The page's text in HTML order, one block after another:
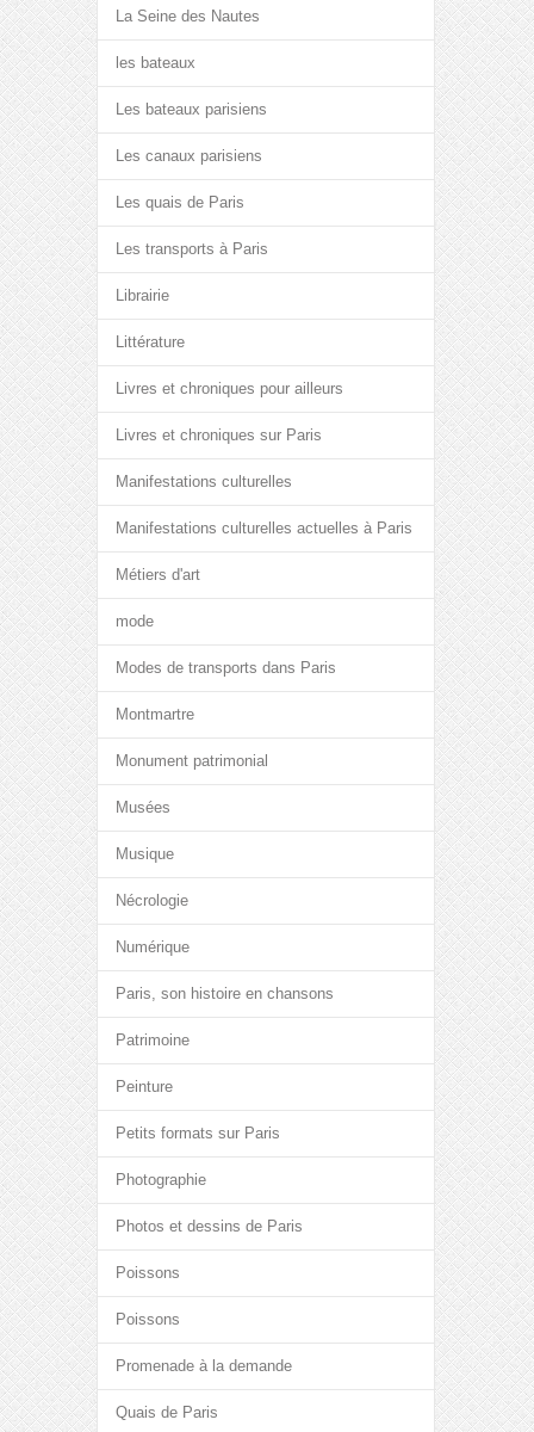
La Seine des Nautes
les bateaux
Les bateaux parisiens
Les canaux parisiens
Les quais de Paris
Les transports à Paris
Librairie
Littérature
Livres et chroniques pour ailleurs
Livres et chroniques sur Paris
Manifestations culturelles
Manifestations culturelles actuelles à Paris
Métiers d'art
mode
Modes de transports dans Paris
Montmartre
Monument patrimonial
Musées
Musique
Nécrologie
Numérique
Paris, son histoire en chansons
Patrimoine
Peinture
Petits formats sur Paris
Photographie
Photos et dessins de Paris
Poissons
Poissons
Promenade à la demande
Quais de Paris